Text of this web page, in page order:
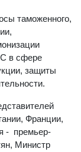
таможенного,
в сфере
защиты
Франции,
- премьер-
Министр